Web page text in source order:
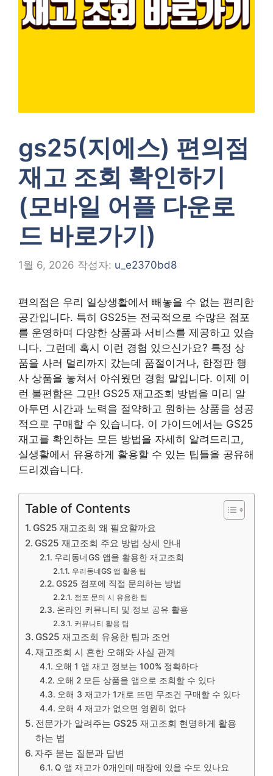
gs25(지에스) 편의점
재고 조회 확인하기
(모바일 어플 다운로
드 바로가기)
1월 6, 2026 작성자: u_e2370bd8
편의점은 우리 일상생활에서 빼놓을 수 없는 편리한
공간입니다. 특히 GS25는 전국적으로 수많은 점포
를 운영하며 다양한 상품과 서비스를 제공하고 있습
니다. 그런데 혹시 이런 경험 있으신가요? 특정 상
품을 사러 멀리까지 갔는데 품절이거나, 한정판 행
사 상품을 놓쳐서 아쉬웠던 경험 말입니다. 이제 이
런 불편함은 그만! GS25 재고조회 방법을 미리 알
아두면 시간과 노력을 절약하고 원하는 상품을 성공
적으로 구매할 수 있습니다. 이 가이드에서는 GS25
재고를 확인하는 모든 방법을 자세히 알려드리고,
실생활에서 유용하게 활용할 수 있는 팁들을 공유해
드리겠습니다.
Table of Contents
GS25 재고조회 왜 필요할까요
GS25 재고조회 주요 방법 상세 안내
우리동네GS 앱을 활용한 재고조회
우리동네GS 앱 활용 팁
GS25 점포에 직접 문의하는 방법
점포 문의 시 유용한 팁
온라인 커뮤니티 및 정보 공유 활용
커뮤니티 활용 팁
GS25 재고조회 유용한 팁과 조언
재고조회 시 흔한 오해와 사실 관계
오해 1 앱 재고 정보는 100% 정확하다
오해 2 모든 상품을 앱으로 조회할 수 있다
오해 3 재고가 1개로 뜨면 무조건 구매할 수 있다
오해 4 재고가 없으면 영원히 없다
전문가가 알려주는 GS25 재고조회 현명하게 활용
하는 법
자주 묻는 질문과 답변
Q 앱 재고가 0개인데 매장에 있을 수도 있나요